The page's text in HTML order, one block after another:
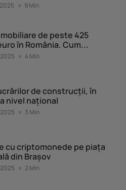
9 Min
de peste 425
în România. Cum...
4 Min
de construcții, în
nivel național
3 Min
cu criptomonede pe piața
din Brașov
2 Min